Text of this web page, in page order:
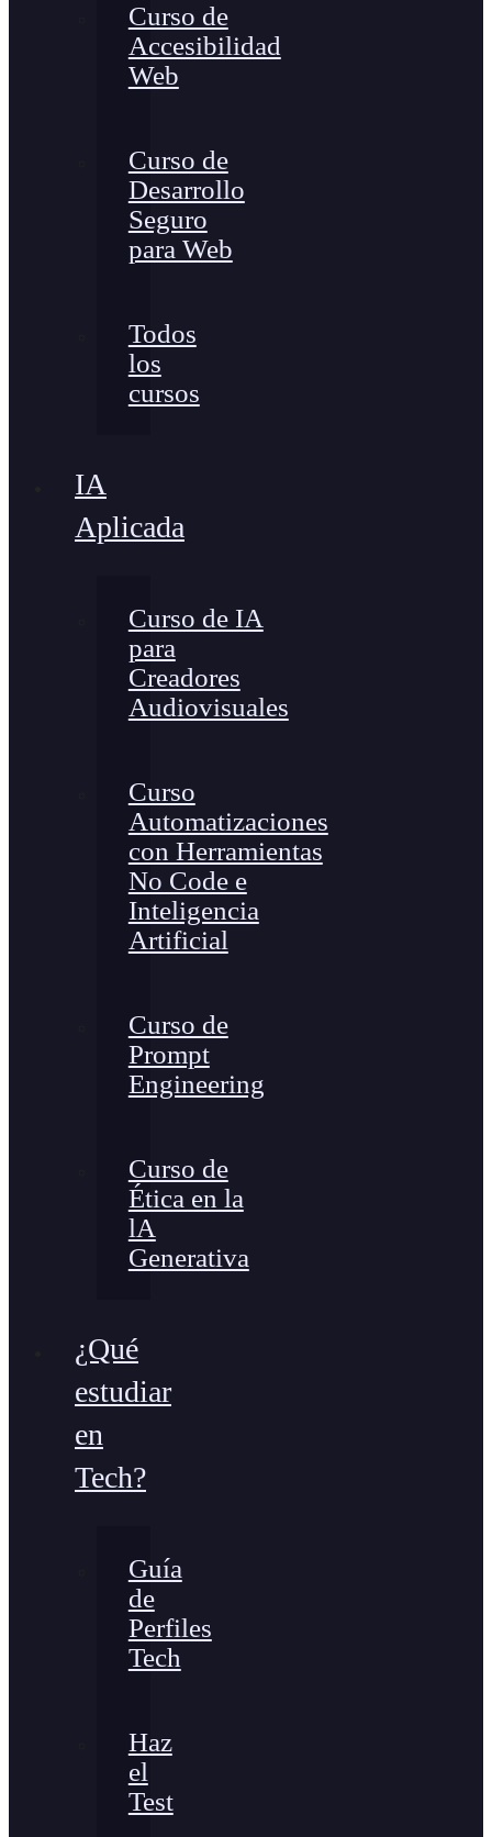
Curso de
Accesibilidad
Web
Curso de
Desarrollo
Seguro
para Web
Todos
los
cursos
IA
Aplicada
Curso de IA
para
Creadores
Audiovisuales
Curso
Automatizaciones
con Herramientas
No Code e
Inteligencia
Artificial
Curso de
Prompt
Engineering
Curso de
Ética en la
lA
Generativa
¿Qué
estudiar
en
Tech?
Guía
de
Perfiles
Tech
Haz
el
Test